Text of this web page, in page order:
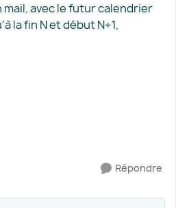
avec le futur calendrier
la fin N et début N+1,
Répondre